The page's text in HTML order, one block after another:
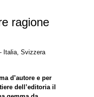
ragione
Italia, Svizzera
d’autore e per
dell’editoria il